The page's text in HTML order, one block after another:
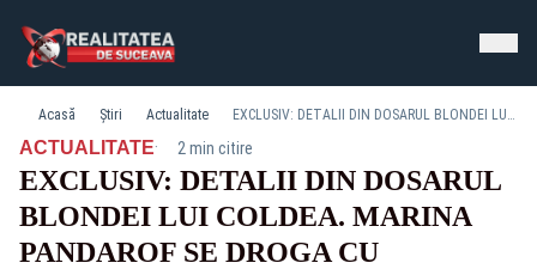
Acasă Știri Actualitate EXCLUSIV: DETALII DIN DOSARUL BLONDEI LUI COLDEA. MARINA PANDAROF SE DROGA CU COCAINĂ
ACTUALITATE· 2 min citire
EXCLUSIV: DETALII DIN DOSARUL
BLONDEI LUI COLDEA. MARINA
PANDAROF SE DROGA CU